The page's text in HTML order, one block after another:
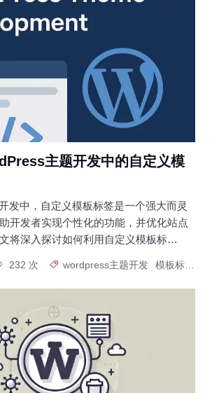
主题开发中的自定义模
发中，自定义模板标签是一个强大而灵
开发者实现个性化的功能，并优化站点
将深入探讨如何利用自定义模板标…
232 次 wordpress主题开发 模板标签